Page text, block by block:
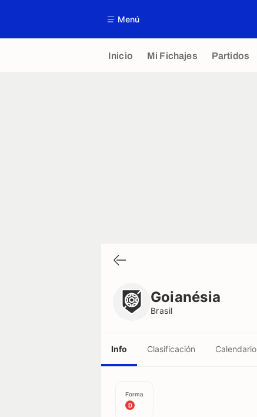
Menú
Inicio Mi Fichajes Partidos
Goianésia
Brasil
Info Clasificación Calendario
Forma
D